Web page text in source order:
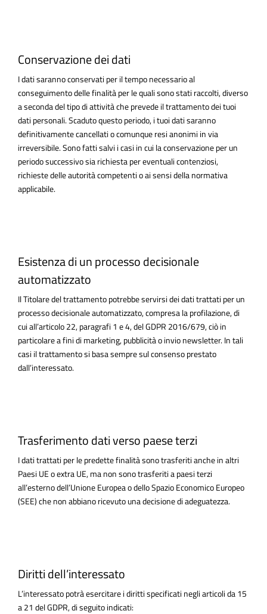
Conservazione dei dati
I dati saranno conservati per il tempo necessario al
conseguimento delle finalità per le quali sono stati raccolti, diverso
a seconda del tipo di attività che prevede il trattamento dei tuoi
dati personali. Scaduto questo periodo, i tuoi dati saranno
definitivamente cancellati o comunque resi anonimi in via
irreversibile. Sono fatti salvi i casi in cui la conservazione per un
periodo successivo sia richiesta per eventuali contenziosi,
richieste delle autorità competenti o ai sensi della normativa
applicabile.
Esistenza di un processo decisionale
automatizzato
Il Titolare del trattamento potrebbe servirsi dei dati trattati per un
processo decisionale automatizzato, compresa la profilazione, di
cui all’articolo 22, paragrafi 1 e 4, del GDPR 2016/679, ciò in
particolare a fini di marketing, pubblicità o invio newsletter. In tali
casi il trattamento si basa sempre sul consenso prestato
dall’interessato.
Trasferimento dati verso paese terzi
I dati trattati per le predette finalità sono trasferiti anche in altri
Paesi UE o extra UE, ma non sono trasferiti a paesi terzi
all’esterno dell’Unione Europea o dello Spazio Economico Europeo
(SEE) che non abbiano ricevuto una decisione di adeguatezza.
Diritti dell’interessato
L’interessato potrà esercitare i diritti specificati negli articoli da 15
a 21 del GDPR, di seguito indicati: